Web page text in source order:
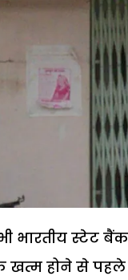
भारतीय स्टेट
होने से पहले